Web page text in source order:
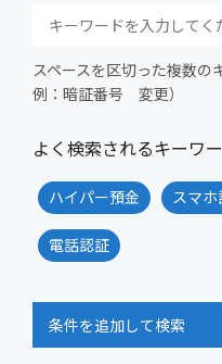
スペースを区切った複数の
例：暗証番号 変更）
よく検索されるキーワ
ハイパー預金 スマ
電話認証
条件を追加して検索